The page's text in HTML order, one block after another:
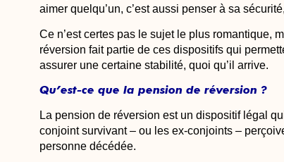
aimer quelqu’un, c’est aussi penser à sa
Ce n’est certes pas le sujet le plus romantique,
réversion fait partie de ces dispositifs qui
assurer une certaine stabilité, quoi qu’il arrive.
Qu’est-ce que la pension de réversion ?
La pension de réversion est un dispositif légal
conjoint survivant – ou les ex-conjoints –
personne décédée.